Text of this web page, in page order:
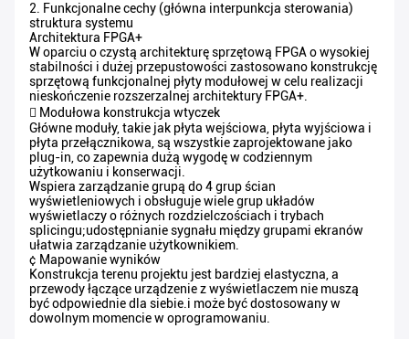
2. Funkcjonalne cechy (główna interpunkcja sterowania)
struktura systemu
Architektura FPGA+
W oparciu o czystą architekturę sprzętową FPGA o wysokiej
stabilności i dużej przepustowości zastosowano konstrukcję
sprzętową funkcjonalnej płyty modułowej w celu realizacji
nieskończenie rozszerzalnej architektury FPGA+.
 Modułowa konstrukcja wtyczek
Główne moduły, takie jak płyta wejściowa, płyta wyjściowa i
płyta przełącznikowa, są wszystkie zaprojektowane jako
plug-in, co zapewnia dużą wygodę w codziennym
użytkowaniu i konserwacji.
Wspiera zarządzanie grupą do 4 grup ścian
wyświetleniowych i obsługuje wiele grup układów
wyświetlaczy o różnych rozdzielczościach i trybach
splicingu;udostępnianie sygnału między grupami ekranów
ułatwia zarządzanie użytkownikiem.
¢ Mapowanie wyników
Konstrukcja terenu projektu jest bardziej elastyczna, a
przewody łączące urządzenie z wyświetlaczem nie muszą
być odpowiednie dla siebie.i może być dostosowany w
dowolnym momencie w oprogramowaniu.